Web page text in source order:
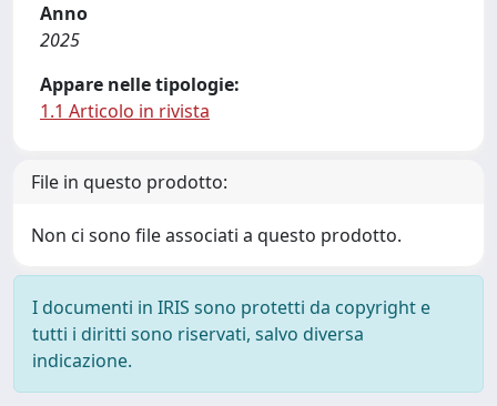
Anno
2025
Appare nelle tipologie:
1.1 Articolo in rivista
File in questo prodotto:
Non ci sono file associati a questo prodotto.
I documenti in IRIS sono protetti da copyright e
tutti i diritti sono riservati, salvo diversa
indicazione.